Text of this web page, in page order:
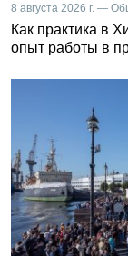
8 августа 2026 г. —
Как практика в
опыт работы в